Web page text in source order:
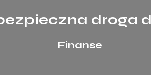
droga
Finanse